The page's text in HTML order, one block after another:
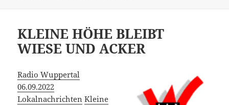
KLEINE HÖHE BLEIBT
WIESE UND ACKER
Radio Wuppertal
06.09.2022
Lokalnachrichten Kleine